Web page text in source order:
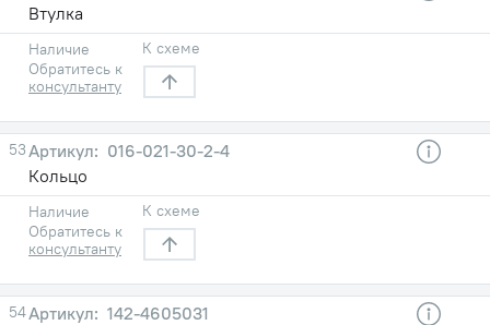
Втулка
Наличие
Обратитесь к
консультанту
К схеме
53
016-021-30-2-4
Кольцо
Наличие
Обратитесь к
консультанту
К схеме
54
142-4605031